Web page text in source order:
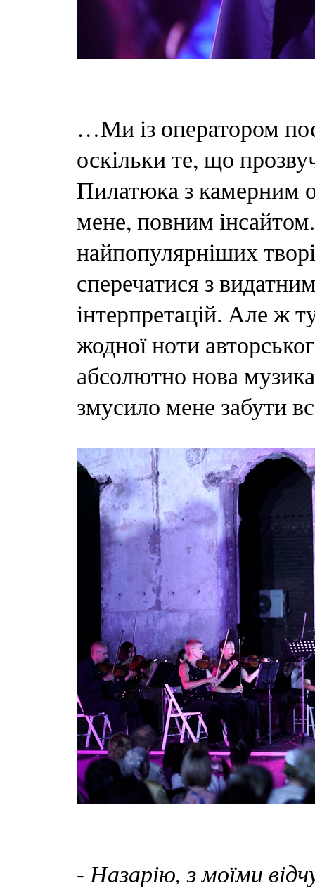
…Ми із оператором
оскільки те, що
Пилатюка з камерним
мене, повним
найпопулярніших
сперечатися з
інтерпретацій. Але ж
жодної ноти
абсолютно нова
змусило мене забути
-Назарію, з моїми